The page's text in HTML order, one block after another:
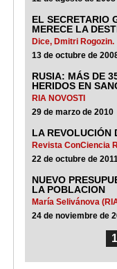
EL SECRETARIO
MERECE LA
Dice, Dmitri Rogozin.
13 de octubre de
RUSIA: MÁS DE
HERIDOS EN
RIA NOVOSTI
29 de marzo de 2010
LA REVOLUCIÓN
Revista ConCiencia
22 de octubre de 2011
NUEVO
LA POBLACION
María Selivánova
24 de noviembre de
1